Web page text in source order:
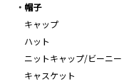
帽子
キャップ
ハット
ニットキャップ/ビーニー
キャスケット